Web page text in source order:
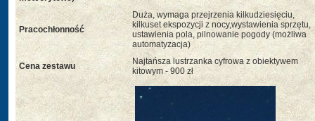
Pracochłonność
Duża, wymaga przejrzenia kilkudziesięciu,
kilkuset ekspozycji z nocy,wystawienia sprzętu,
ustawienia pola, pilnowanie pogody (możliwa
automatyzacja)
Cena zestawu
Najtańsza lustrzanka cyfrowa z obiektywem
kitowym - 900 zł